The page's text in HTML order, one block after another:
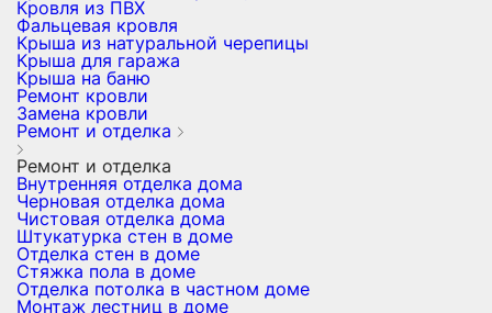
Кровля из ПВХ
Фальцевая кровля
Крыша из натуральной черепицы
Крыша для гаража
Крыша на баню
Ремонт кровли
Замена кровли
Ремонт и отделка
Ремонт и отделка
Внутренняя отделка дома
Черновая отделка дома
Чистовая отделка дома
Штукатурка стен в доме
Отделка стен в доме
Стяжка пола в доме
Отделка потолка в частном доме
Монтаж лестниц в доме